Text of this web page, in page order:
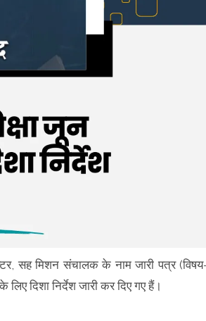
सह मिशन संचालक के नाम जारी पत्र
दिशा निर्देश जारी कर दिए गए हैं।